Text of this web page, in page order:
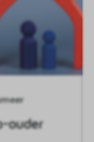
ouder